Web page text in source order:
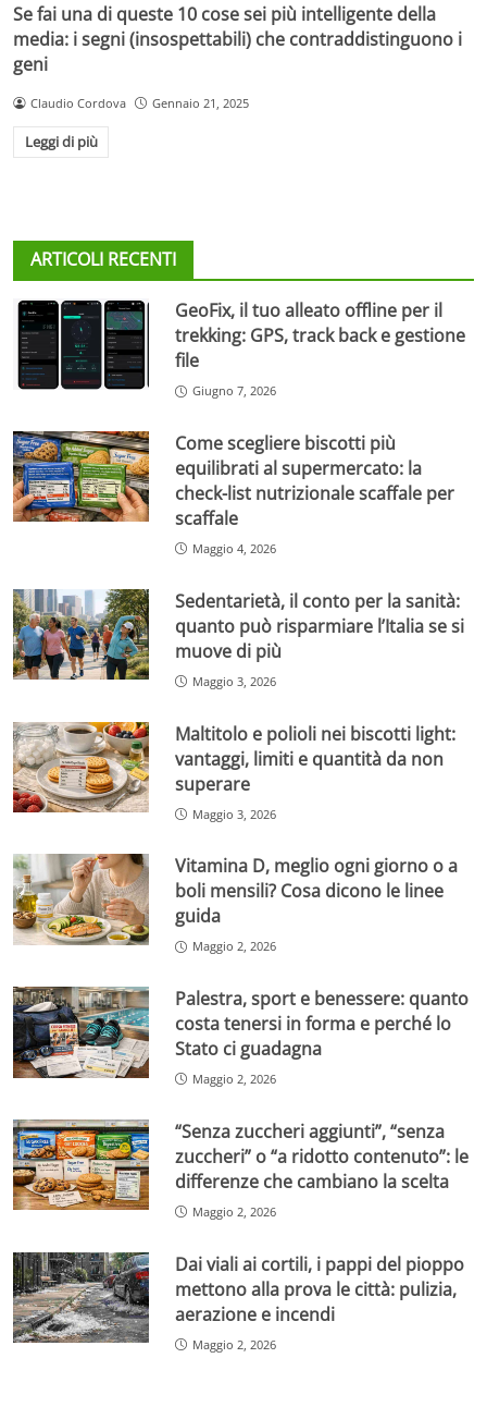
Se fai una di queste 10 cose sei più intelligente della
media: i segni (insospettabili) che contraddistinguono i
geni
Claudio Cordova Gennaio 21, 2025
Leggi di più
ARTICOLI RECENTI
GeoFix, il tuo alleato offline per il
trekking: GPS, track back e gestione
file
Giugno 7, 2026
Come scegliere biscotti più
equilibrati al supermercato: la
check-list nutrizionale scaffale per
scaffale
Maggio 4, 2026
Sedentarietà, il conto per la sanità:
quanto può risparmiare l’Italia se si
muove di più
Maggio 3, 2026
Maltitolo e polioli nei biscotti light:
vantaggi, limiti e quantità da non
superare
Maggio 3, 2026
Vitamina D, meglio ogni giorno o a
boli mensili? Cosa dicono le linee
guida
Maggio 2, 2026
Palestra, sport e benessere: quanto
costa tenersi in forma e perché lo
Stato ci guadagna
Maggio 2, 2026
“Senza zuccheri aggiunti”, “senza
zuccheri” o “a ridotto contenuto”: le
differenze che cambiano la scelta
Maggio 2, 2026
Dai viali ai cortili, i pappi del pioppo
mettono alla prova le città: pulizia,
aerazione e incendi
Maggio 2, 2026